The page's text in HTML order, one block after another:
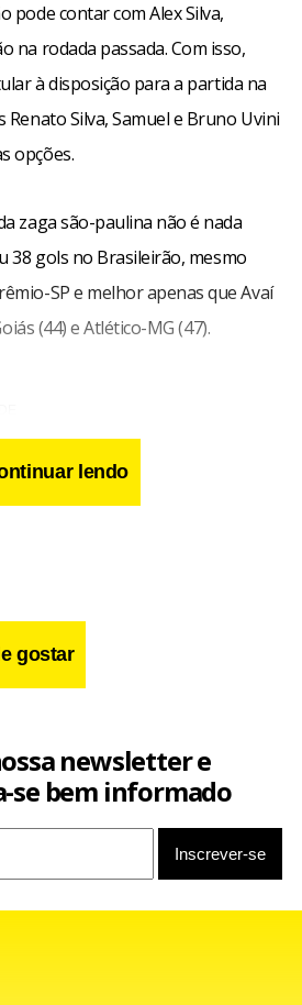
pode contar com Alex Silva,
na rodada passada. Com isso,
à disposição para a partida na
Renato Silva, Samuel e Bruno Uvini
opções.
zaga são-paulina não é nada
38 gols no Brasileirão, mesmo
SP e melhor apenas que Avaí
(44) e Atlético-MG (47).
mas ainda sequer foi
campo e, assim, está vetado para
lendo
gostar
newsletter e
se bem informado